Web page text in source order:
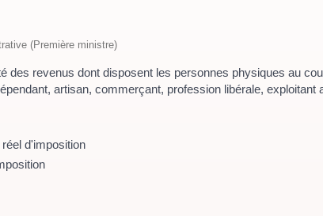
(Première ministre)
des revenus dont disposent les personnes physiques au
artisan, commerçant, profession libérale,
d'imposition